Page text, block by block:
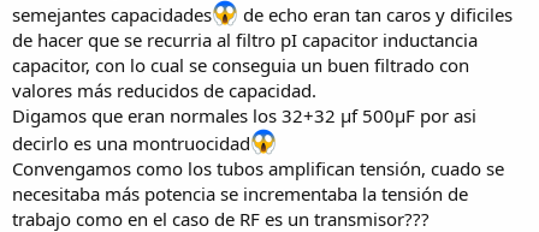
semejantes capacidades
de echo eran tan caros y dificiles
de hacer que se recurria al filtro pI capacitor inductancia
capacitor, con lo cual se conseguia un buen filtrado con
valores más reducidos de capacidad.
Digamos que eran normales los 32+32 µf 500µF por asi
decirlo es una montruocidad
Convengamos como los tubos amplifican tensión, cuado se
necesitaba más potencia se incrementaba la tensión de
trabajo como en el caso de RF es un transmisor???